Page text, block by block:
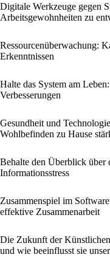
Digitale Werkzeuge gegen
Arbeitsgewohnheiten zu
Ressourcenüberwachung:
Erkenntnissen
Halte das System am
Verbesserungen
Gesundheit und
Wohlbefinden zu Hause
Behalte den Überblick über
Informationsstress
Zusammenspiel im
effektive Zusammenarbeit
Die Zukunft der
und wie beeinflusst sie